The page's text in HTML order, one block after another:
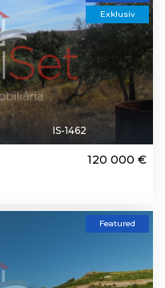
Exklusiv
IS-1462
120 000 €
Featured